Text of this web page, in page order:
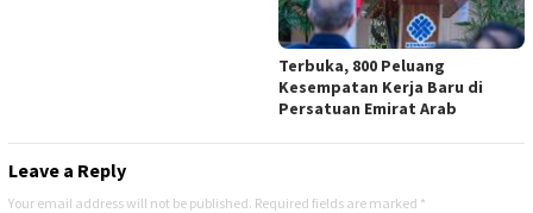
Terbuka, 800 Peluang
Kesempatan Kerja Baru di
Persatuan Emirat Arab
Leave a Reply
Your email address will not be published. Required fields are marked *